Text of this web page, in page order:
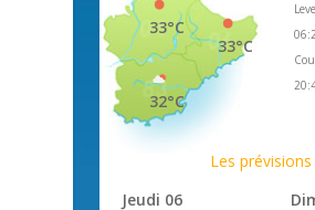
33°C
33°C
32°C
Les prévisions
Jeudi 06